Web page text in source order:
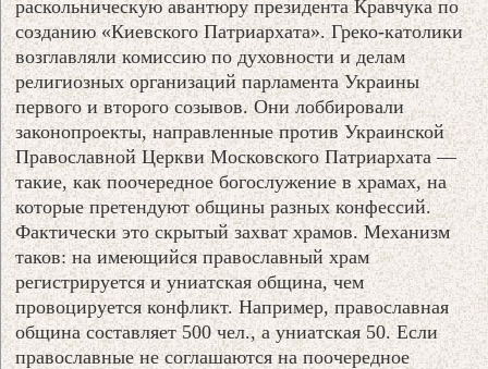
раскольническую авантюру президента Кравчука по
созданию «Киевского Патриархата». Греко-католики
возглавляли комиссию по духовности и делам
религиозных организаций парламента Украины
первого и второго созывов. Они лоббировали
законопроекты, направленные против Украинской
Православной Церкви Московского Патриархата —
такие, как поочередное богослужение в храмах, на
которые претендуют общины разных конфессий.
Фактически это скрытый захват храмов. Механизм
таков: на имеющийся православный храм
регистрируется и униатская община, чем
провоцируется конфликт. Например, православная
община составляет 500 чел., а униатская 50. Если
православные не соглашаются на поочередное